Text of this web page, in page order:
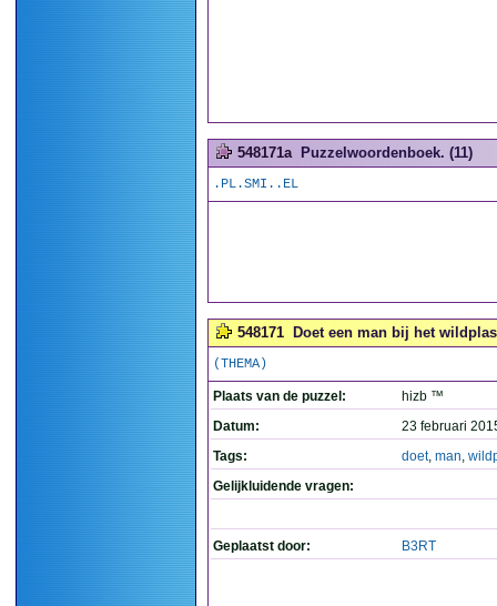
548171a Puzzelwoordenboek. (11)
.PL.SMI..EL
548171 Doet een man bij het
(THEMA)
Plaats van de puzzel:
hizb ™
Datum:
23 februari
Tags:
doet, man,
Gelijkluidende vragen:
Geplaatst door: B3RT